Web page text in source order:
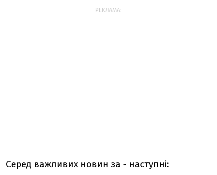
РЕКЛАМА:
Серед важливих новин за - наступні: